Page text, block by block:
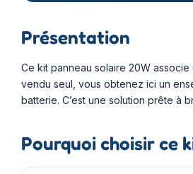
Présentation
Ce kit panneau solaire 20W
vendu seul, vous obtenez ici un
batterie. C’est une solution prête à
Pourquoi choisir ce